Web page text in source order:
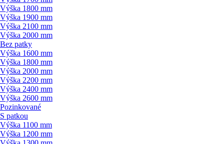
Výška 1800 mm
Výška 1900 mm
Výška 2100 mm
Výška 2000 mm
Bez patky
Výška 1600 mm
Výška 1800 mm
Výška 2000 mm
Výška 2200 mm
Výška 2400 mm
Výška 2600 mm
Pozinkované
S patkou
Výška 1100 mm
Výška 1200 mm